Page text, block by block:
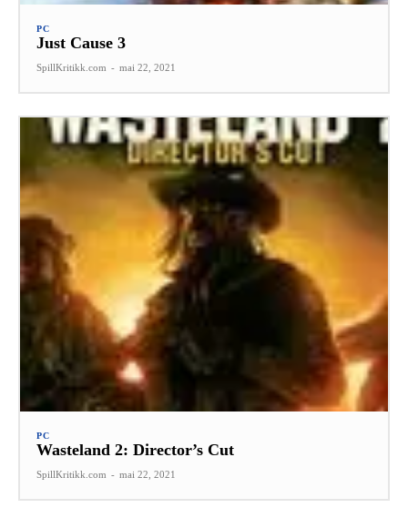
PC
Just Cause 3
SpillKritikk.com - mai 22, 2021
PC
Wasteland 2: Director’s Cut
SpillKritikk.com - mai 22, 2021